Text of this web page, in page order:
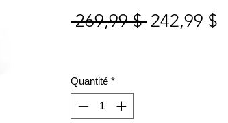
269,99 $ Prix
242,99 $
Quantité *